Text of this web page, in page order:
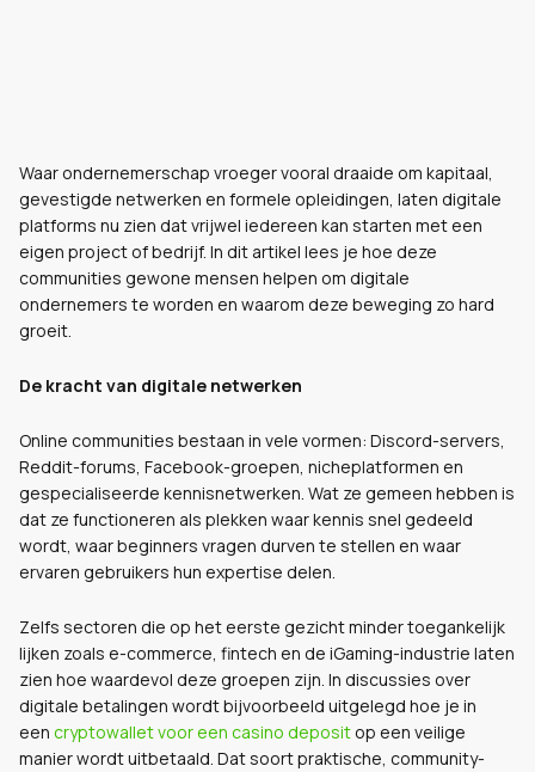
Waar ondernemerschap vroeger vooral draaide om kapitaal,
gevestigde netwerken en formele opleidingen, laten digitale
platforms nu zien dat vrijwel iedereen kan starten met een
eigen project of bedrijf. In dit artikel lees je hoe deze
communities gewone mensen helpen om digitale
ondernemers te worden en waarom deze beweging zo hard
groeit.
De kracht van digitale netwerken
Online communities bestaan in vele vormen: Discord-servers,
Reddit-forums, Facebook-groepen, nicheplatformen en
gespecialiseerde kennisnetwerken. Wat ze gemeen hebben is
dat ze functioneren als plekken waar kennis snel gedeeld
wordt, waar beginners vragen durven te stellen en waar
ervaren gebruikers hun expertise delen.
Zelfs sectoren die op het eerste gezicht minder toegankelijk
lijken zoals e-commerce, fintech en de iGaming-industrie laten
zien hoe waardevol deze groepen zijn. In discussies over
digitale betalingen wordt bijvoorbeeld uitgelegd hoe je in
een cryptowallet voor een casino deposit op een veilige
manier wordt uitbetaald. Dat soort praktische, community-